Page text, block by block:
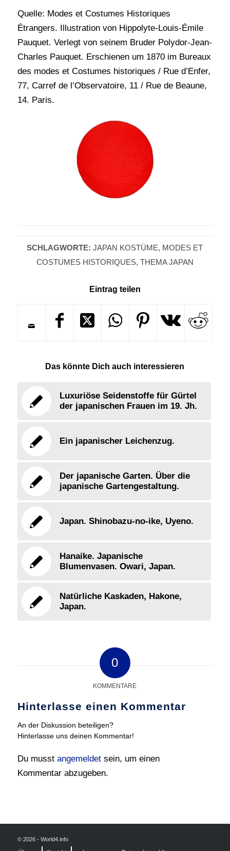
Quelle: Modes et Costumes Historiques
Étrangers. Illustration von Hippolyte-Louis-Émile
Pauquet. Verlegt von seinem Bruder Polydor-Jean-
Charles Pauquet. Erschienen um 1870 im Bureaux
des modes et Costumes historiques / Rue d’Enfer,
77, Carref de l’Observatoire, 11 / Rue de Beaune,
14. Paris.
SCHLAGWORTE: JAPAN KOSTÜME, MODES ET
COSTUMES HISTORIQUES, THEMA JAPAN
Eintrag teilen
Das könnte Dich auch interessieren
Luxuriöse Seidenstoffe für Gürtel
der japanischen Frauen im 19. Jh.
Ein japanischer Leichenzug.
Der japanische Garten. Über die
japanische Gartengestaltung.
Japan. Shinobazu-no-ike, Uyeno.
Hanaike. Japanische
Blumenvasen. Owari, Japan.
Natürliche Kaskaden, Hakone,
Japan.
0
KOMMENTARE
Hinterlasse einen Kommentar
An der Diskussion beteiligen?
Hinterlasse uns deinen Kommentar!
Du musst angemeldetsein, um einen
Kommentar abzugeben.
© 2026 - World4.info